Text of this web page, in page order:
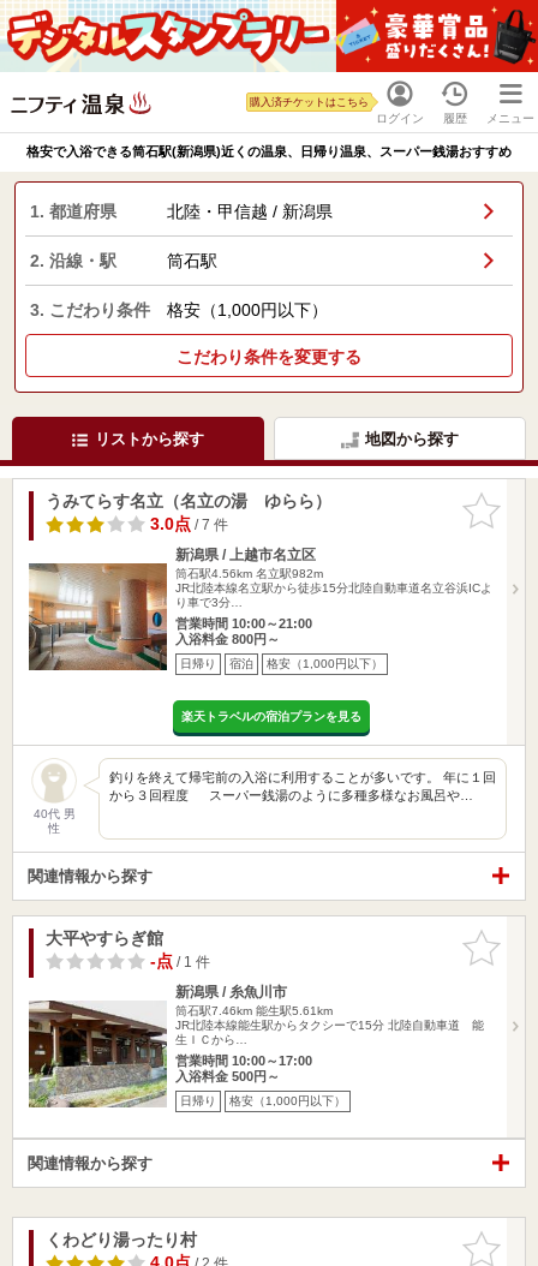
ログイン
購入済チケットはこちら
履歴 メニュー
格安で入浴できる筒石駅(新潟県)近くの温泉、日帰り温泉、スーパー銭湯おすすめ
1. 都道府県 北陸・甲信越 / 新潟県
2. 沿線・駅 筒石駅
3. こだわり条件 格安（1,000円以下）
こだわり条件を変更する
リストから探す 地図から探す
お気に入
りに追加
うみてらす名立（名立の湯 ゆらら）
3.0点/ 7 件
新潟県 / 上越市名立区
筒石駅4.56km 名立駅982m
JR北陸本線名立駅から徒歩15分北陸自動車道名立谷浜ICよ
り車で3分…
営業時間 10:00～21:00
入浴料金 800円～
日帰り 宿泊 格安（1,000円以下）
楽天トラベルの宿泊プランを見る
40代 男
性
釣りを終えて帰宅前の入浴に利用することが多いです。 年に１回
から３回程度 スーパー銭湯のように多種多様なお風呂や…
関連情報から探す
お気に入
りに追加
大平やすらぎ館
-点/ 1 件
新潟県 / 糸魚川市
筒石駅7.46km 能生駅5.61km
JR北陸本線能生駅からタクシーで15分 北陸自動車道 能
生ＩＣから…
営業時間 10:00～17:00
入浴料金 500円～
日帰り 格安（1,000円以下）
関連情報から探す
お気に入
りに追加
くわどり湯ったり村